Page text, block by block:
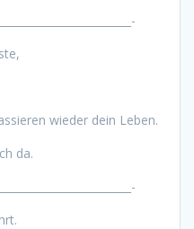
wieder dein Leben.
da.